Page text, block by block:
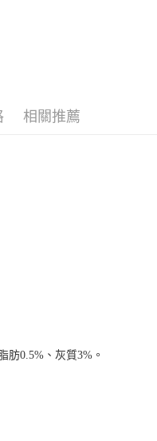
相關推薦
肪0.5%、灰質3%。